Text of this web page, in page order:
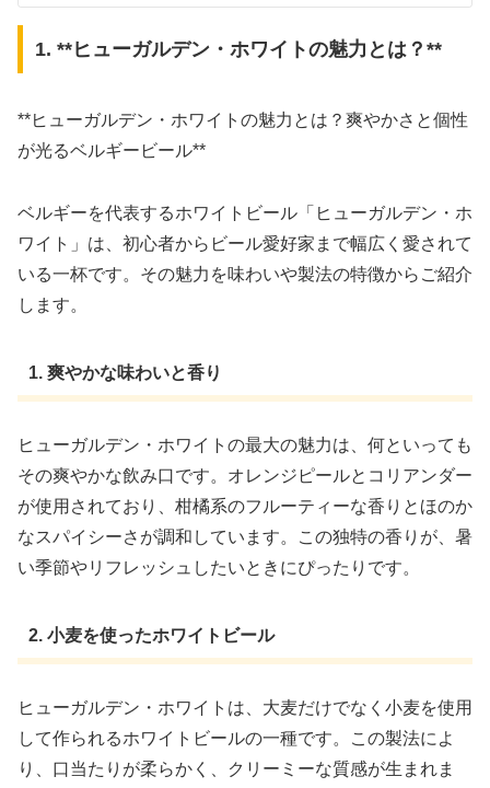
1. **ヒューガルデン・ホワイトの魅力とは？**
**ヒューガルデン・ホワイトの魅力とは？爽やかさと個性
が光るベルギービール**
ベルギーを代表するホワイトビール「ヒューガルデン・ホ
ワイト」は、初心者からビール愛好家まで幅広く愛されて
いる一杯です。その魅力を味わいや製法の特徴からご紹介
します。
1. 爽やかな味わいと香り
ヒューガルデン・ホワイトの最大の魅力は、何といっても
その爽やかな飲み口です。オレンジピールとコリアンダー
が使用されており、柑橘系のフルーティーな香りとほのか
なスパイシーさが調和しています。この独特の香りが、暑
い季節やリフレッシュしたいときにぴったりです。
2. 小麦を使ったホワイトビール
ヒューガルデン・ホワイトは、大麦だけでなく小麦を使用
して作られるホワイトビールの一種です。この製法によ
り、口当たりが柔らかく、クリーミーな質感が生まれま